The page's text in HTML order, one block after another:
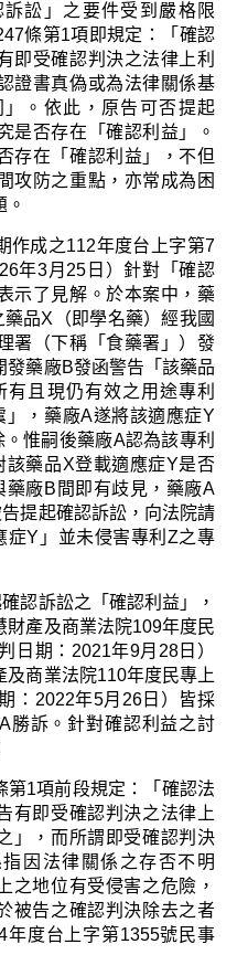
訟」之要件受到嚴格限
條第1項即規定：「確認
即受確認判決之法律上利
證書真偽或為法律關係基
。依此，原告可否提起
是否存在「確認利益」。
存在「確認利益」，不但
攻防之重點，亦常成為困
作成之112年度台上字第7
年3月 25 日）針對「確認
示了見解。於本案中，藥
藥品X （即學名藥）經我國
署（下稱「食藥署」）發
發藥廠B發函警告「該藥品
有且現仍有效之用途專利
」，藥廠A遂將該適應症Y
。惟嗣後藥廠A認為該專利
該藥品X登載適應症Y是否
藥廠B 間即有歧見，藥廠A
提起確認訴訟，向法院請
症Y 」並未侵害專利 Z之專
認訴訟之「確認利益」，
財產及商業法院109年度民
日期： 2021年9月 28日）
及商業法院110年度民專上
： 2022年5月 26日）皆採
A勝訴。針對確認利益之討
第1項前段規定：「確認法
有即受確認判決之法律上
」，而所謂即受確認判決
因法律關係之存否不明
之地位有受侵害之危險，
被告之確認判決除去之者
年度台上字第1355號民事